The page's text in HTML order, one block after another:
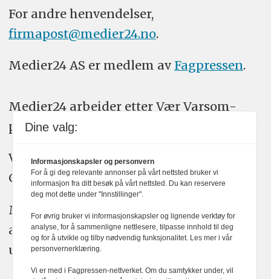
For andre henvendelser,
firmapost@medier24.no.
Medier24 AS er medlem av Fagpressen.
Medier24 arbeider etter Vær Varsom-
plakatens regler for god presseskikk.
Vi bruker KI-verktøy som ChatGPT,
Claude, og Gemini i journalistikken vår.
Medier24s redaksjon har alltid det fulle
ansvar for publisert innhold, med eller
uten bruk av kunstig intelligens.
Dine valg:
Informasjonskapsler og personvern
For å gi deg relevante annonser på vårt nettsted bruker vi
informasjon fra ditt besøk på vårt nettsted. Du kan reservere
deg mot dette under "Innstillinger".
For øvrig bruker vi informasjonskapsler og lignende verktøy for
analyse, for å sammenligne nettlesere, tilpasse innhold til deg
og for å utvikle og tilby nødvendig funksjonalitet. Les mer i vår
personvernerklæring.
Vi er med i Fagpressen-nettverket. Om du samtykker under, vil